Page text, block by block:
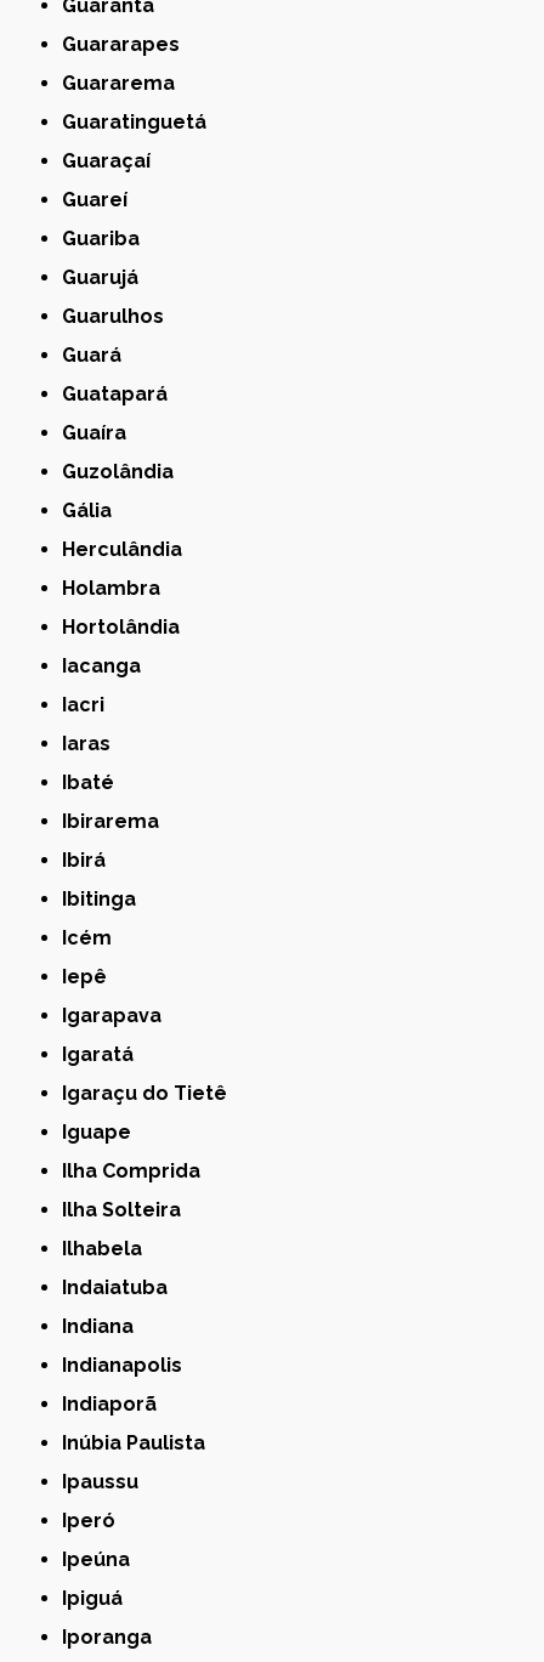
Guarantã
Guararapes
Guararema
Guaratinguetá
Guaraçaí
Guareí
Guariba
Guarujá
Guarulhos
Guará
Guatapará
Guaíra
Guzolândia
Gália
Herculândia
Holambra
Hortolândia
Iacanga
Iacri
Iaras
Ibaté
Ibirarema
Ibirá
Ibitinga
Icém
Iepê
Igarapava
Igaratá
Igaraçu do Tietê
Iguape
Ilha Comprida
Ilha Solteira
Ilhabela
Indaiatuba
Indiana
Indianapolis
Indiaporã
Inúbia Paulista
Ipaussu
Iperó
Ipeúna
Ipiguá
Iporanga